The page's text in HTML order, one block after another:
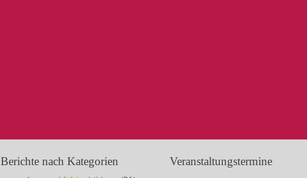
Berichte nach Kategorien Veranstaltungstermine